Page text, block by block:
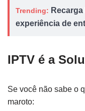
Trending:
experiência de
IPTV é a
Se você não sabe o
maroto: